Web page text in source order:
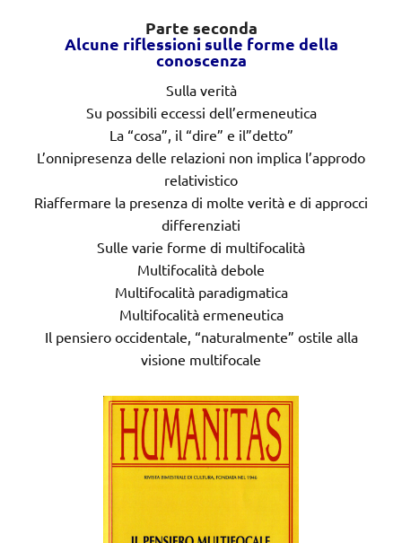
Parte seconda
Alcune riflessioni sulle forme della
conoscenza
Sulla verità
Su possibili eccessi dell’ermeneutica
La “cosa”, il “dire” e il”detto”
L’onnipresenza delle relazioni non implica l’approdo
relativistico
Riaffermare la presenza di molte verità e di approcci
differenziati
Sulle varie forme di multifocalità
Multifocalità debole
Multifocalità paradigmatica
Multifocalità ermeneutica
Il pensiero occidentale, “naturalmente” ostile alla
visione multifocale